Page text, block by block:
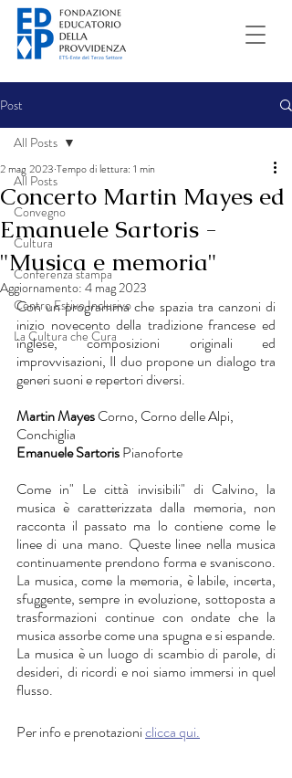
Post
All Posts
Convegno
Cultura
Conferenza stampa
Centro Estivo Inclusivo
La Cultura che Cura
All Posts
Concerto Martin Mayes ed
Emanuele Sartoris -
"Musica e memoria"
2 mag 2023 Tempo di lettura: 1 min
Aggiornamento: 4 mag 2023
Con un programma che spazia tra canzoni di
inizio novecento della tradizione francese ed
inglese, composizioni originali ed
improvvisazioni, Il duo propone un dialogo tra
generi suoni e repertori diversi.
Martin Mayes Corno, Corno delle Alpi,
Conchiglia
Emanuele Sartoris Pianoforte
Come in" Le città invisibili" di Calvino, la
musica è caratterizzata dalla memoria, non
racconta il passato ma lo contiene come le
linee di una mano. Queste linee nella musica
continuamente prendono forma e svaniscono.
La musica, come la memoria, è labile, incerta,
sfuggente, sempre in evoluzione, sottoposta a
trasformazioni continue con ondate che la
musica assorbe come una spugna e si espande.
La musica è un luogo di scambio di parole, di
desideri, di ricordi e noi siamo immersi in quel
flusso.
Per info e prenotazioni clicca qui.